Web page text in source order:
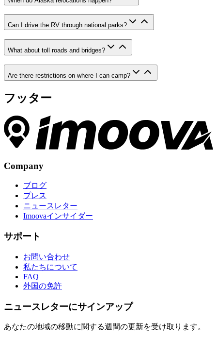
Can I drive the RV through national parks?
What about toll roads and bridges?
Are there restrictions on where I can camp?
フッター
Company
ブログ
プレス
ニュースレター
Imoovaインサイダー
サポート
お問い合わせ
私たちについて
FAQ
外国の免許
ニュースレターにサインアップ
あなたの地域の移動に関する週間の更新を受け取ります。